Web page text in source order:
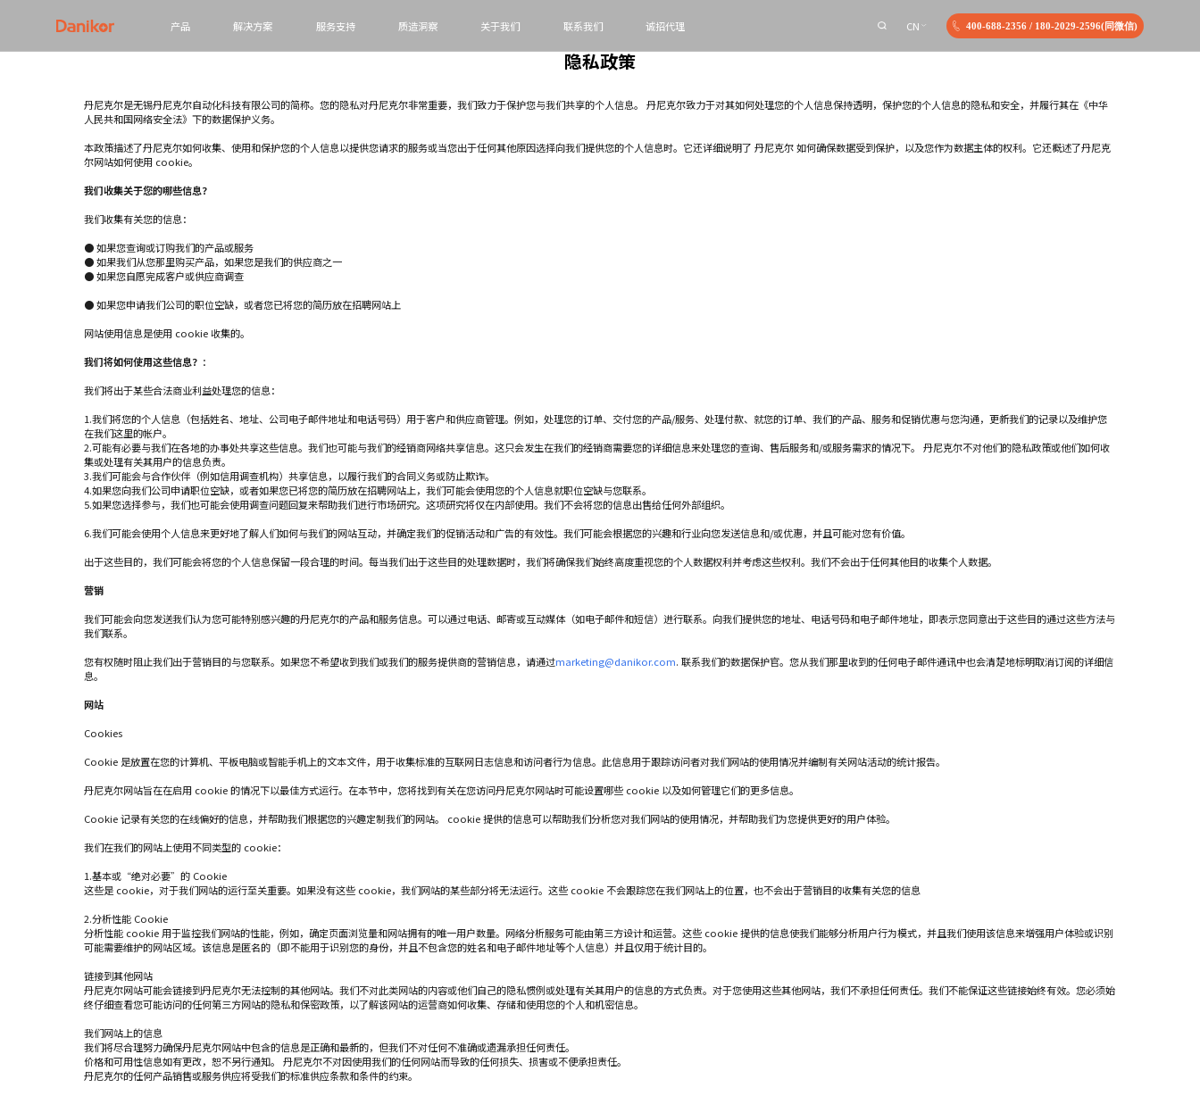
产品 解决方案 服务支持 质造洞察 关于我们 联系我们 诚招代理 CN 400-688-2356 / 180-2029-2596(同微信)
隐私政策
丹尼克尔是无锡丹尼克尔自动化科技有限公司的简称。您的隐私对丹尼克尔非常重要，我们致力于保护您与我们共享的个人信息。 丹尼克尔致力于对其如何处理您的个人信息保持透明，保护您的个人信息的隐私和安全，并履行其在《中华
人民共和国网络安全法》下的数据保护义务。
本政策描述了丹尼克尔如何收集、使用和保护您的个人信息以提供您请求的服务或当您出于任何其他原因选择向我们提供您的个人信息时。它还详细说明了 丹尼克尔 如何确保数据受到保护，以及您作为数据主体的权利。它还概述了丹尼克
尔网站如何使用 cookie。
我们收集关于您的哪些信息？
我们收集有关您的信息：
● 如果您查询或订购我们的产品或服务
● 如果我们从您那里购买产品，如果您是我们的供应商之一
● 如果您自愿完成客户或供应商调查
● 如果您申请我们公司的职位空缺，或者您已将您的简历放在招聘网站上
网站使用信息是使用 cookie 收集的。
我们将如何使用这些信息？ ：
我们将出于某些合法商业利益处理您的信息：
1.我们将您的个人信息（包括姓名、地址、公司电子邮件地址和电话号码）用于客户和供应商管理。例如，处理您的订单、交付您的产品/服务、处理付款、就您的订单、我们的产品、服务和促销优惠与您沟通，更新我们的记录以及维护您
在我们这里的帐户。
2.可能有必要与我们在各地的办事处共享这些信息。我们也可能与我们的经销商网络共享信息。这只会发生在我们的经销商需要您的详细信息来处理您的查询、售后服务和/或服务需求的情况下。 丹尼克尔不对他们的隐私政策或他们如何收
集或处理有关其用户的信息负责。
3.我们可能会与合作伙伴（例如信用调查机构）共享信息，以履行我们的合同义务或防止欺诈。
4.如果您向我们公司申请职位空缺，或者如果您已将您的简历放在招聘网站上，我们可能会使用您的个人信息就职位空缺与您联系。
5.如果您选择参与，我们也可能会使用调查问题回复来帮助我们进行市场研究。这项研究将仅在内部使用。我们不会将您的信息出售给任何外部组织。
6.我们可能会使用个人信息来更好地了解人们如何与我们的网站互动，并确定我们的促销活动和广告的有效性。我们可能会根据您的兴趣和行业向您发送信息和/或优惠，并且可能对您有价值。
出于这些目的，我们可能会将您的个人信息保留一段合理的时间。每当我们出于这些目的处理数据时，我们将确保我们始终高度重视您的个人数据权利并考虑这些权利。我们不会出于任何其他目的收集个人数据。
营销
我们可能会向您发送我们认为您可能特别感兴趣的丹尼克尔的产品和服务信息。可以通过电话、邮寄或互动媒体（如电子邮件和短信）进行联系。向我们提供您的地址、电话号码和电子邮件地址，即表示您同意出于这些目的通过这些方法与
我们联系。
您有权随时阻止我们出于营销目的与您联系。如果您不希望收到我们或我们的服务提供商的营销信息，请通过marketing@danikor.com. 联系我们的数据保护官。您从我们那里收到的任何电子邮件通讯中也会清楚地标明取消订阅的详细信
息。
网站
Cookies
Cookie 是放置在您的计算机、平板电脑或智能手机上的文本文件，用于收集标准的互联网日志信息和访问者行为信息。此信息用于跟踪访问者对我们网站的使用情况并编制有关网站活动的统计报告。
丹尼克尔网站旨在在启用 cookie 的情况下以最佳方式运行。在本节中，您将找到有关在您访问丹尼克尔网站时可能设置哪些 cookie 以及如何管理它们的更多信息。
Cookie 记录有关您的在线偏好的信息，并帮助我们根据您的兴趣定制我们的网站。 cookie 提供的信息可以帮助我们分析您对我们网站的使用情况，并帮助我们为您提供更好的用户体验。
我们在我们的网站上使用不同类型的 cookie：
1.基本或“绝对必要”的 Cookie
这些是 cookie，对于我们网站的运行至关重要。如果没有这些 cookie，我们网站的某些部分将无法运行。这些 cookie 不会跟踪您在我们网站上的位置，也不会出于营销目的收集有关您的信息
2.分析性能 Cookie
分析性能 cookie 用于监控我们网站的性能，例如，确定页面浏览量和网站拥有的唯一用户数量。网络分析服务可能由第三方设计和运营。这些 cookie 提供的信息使我们能够分析用户行为模式，并且我们使用该信息来增强用户体验或识别
可能需要维护的网站区域。该信息是匿名的（即不能用于识别您的身份，并且不包含您的姓名和电子邮件地址等个人信息）并且仅用于统计目的。
链接到其他网站
丹尼克尔网站可能会链接到丹尼克尔无法控制的其他网站。我们不对此类网站的内容或他们自己的隐私惯例或处理有关其用户的信息的方式负责。对于您使用这些其他网站，我们不承担任何责任。我们不能保证这些链接始终有效。您必须始
终仔细查看您可能访问的任何第三方网站的隐私和保密政策，以了解该网站的运营商如何收集、存储和使用您的个人和机密信息。
我们网站上的信息
我们将尽合理努力确保丹尼克尔网站中包含的信息是正确和最新的，但我们不对任何不准确或遗漏承担任何责任。
价格和可用性信息如有更改，恕不另行通知。 丹尼克尔不对因使用我们的任何网站而导致的任何损失、损害或不便承担责任。
丹尼克尔的任何产品销售或服务供应将受我们的标准供应条款和条件的约束。
* 需求类型
* 姓名 * 电话
邮箱 公司
留言